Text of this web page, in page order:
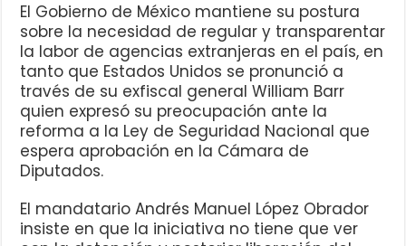
El Gobierno de México mantiene su postura
sobre la necesidad de regular y transparentar
la labor de agencias extranjeras en el país, en
tanto que Estados Unidos se pronunció a
través de su exfiscal general William Barr
quien expresó su preocupación ante la
reforma a la Ley de Seguridad Nacional que
espera aprobación en la Cámara de
Diputados.
El mandatario Andrés Manuel López Obrador
insiste en que la iniciativa no tiene que ver